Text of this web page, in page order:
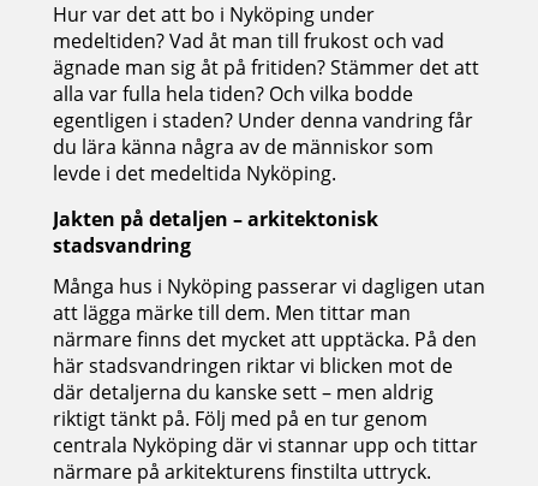
Hur var det att bo i Nyköping under
medeltiden? Vad åt man till frukost och vad
ägnade man sig åt på fritiden? Stämmer det att
alla var fulla hela tiden? Och vilka bodde
egentligen i staden? Under denna vandring får
du lära känna några av de människor som
levde i det medeltida Nyköping.
Jakten på detaljen – arkitektonisk
stadsvandring
Många hus i Nyköping passerar vi dagligen utan
att lägga märke till dem. Men tittar man
närmare finns det mycket att upptäcka. På den
här stadsvandringen riktar vi blicken mot de
där detaljerna du kanske sett – men aldrig
riktigt tänkt på. Följ med på en tur genom
centrala Nyköping där vi stannar upp och tittar
närmare på arkitekturens finstilta uttryck.